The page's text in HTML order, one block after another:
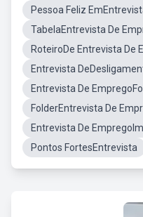
Pessoa Feliz
TabelaEntrevista De
RoteiroDe Entrevista De
Entrevista
Entrevista De
FolderEntrevista De
Entrevista De
Pontos FortesEntrevista